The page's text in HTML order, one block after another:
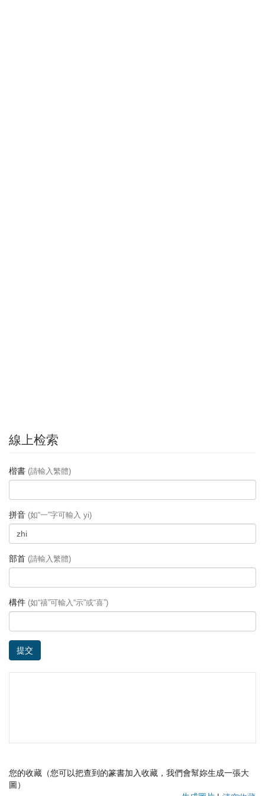
線上检索
楷書 (請輸入繁體)
拼音 (如“一”字可輸入 yi)
部首 (請輸入繁體)
構件 (如“禧”可輸入“示”或“喜”)
提交
您的收藏（您可以把查到的篆書加入收藏，我們會幫妳生成一張大
圖）